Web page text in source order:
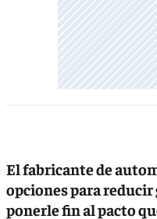
El fabricante de
opciones para
ponerle fin al pacto